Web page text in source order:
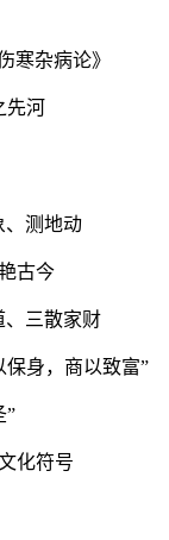
寒杂病论》
先河
、测地动
古今
、三散家财
保身，商以致富”
”
化符号